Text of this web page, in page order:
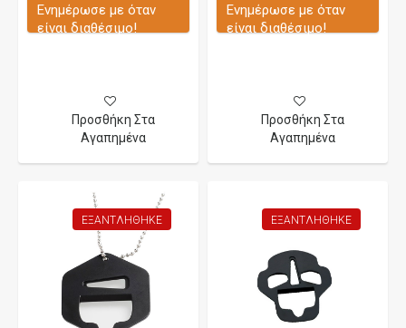
Ενημέρωσε με όταν
είναι διαθέσιμο!
Προσθήκη Στα
Αγαπημένα
Ενημέρωσε με όταν
είναι διαθέσιμο!
Προσθήκη Στα
Αγαπημένα
ΕΞΑΝΤΛΉΘΗΚΕ ΕΞΑΝΤΛΉΘΗΚΕ